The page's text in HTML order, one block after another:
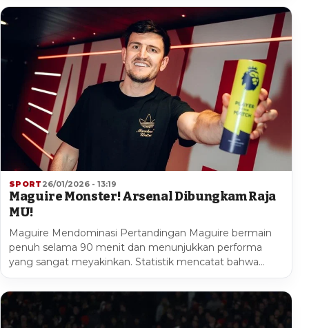
SPORT 26/01/2026 - 13:19
Maguire Monster! Arsenal Dibungkam Raja
MU!
Maguire Mendominasi Pertandingan Maguire bermain
penuh selama 90 menit dan menunjukkan performa
yang sangat meyakinkan. Statistik mencatat bahwa…